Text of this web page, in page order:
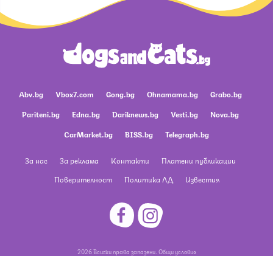
Abv.bg Vbox7.com Gong.bg Ohnamama.bg
Grabo.bg
Pariteni.bg
Edna.bg Dariknews.bg Vesti.bg
Nova.bg
CarMarket.bg
BISS.bg Telegraph.bg
За нас За реклама Контакти
Платени публикации
Поверителност
Политика ЛД Известия
2026 Всички права запазени. Общи условия